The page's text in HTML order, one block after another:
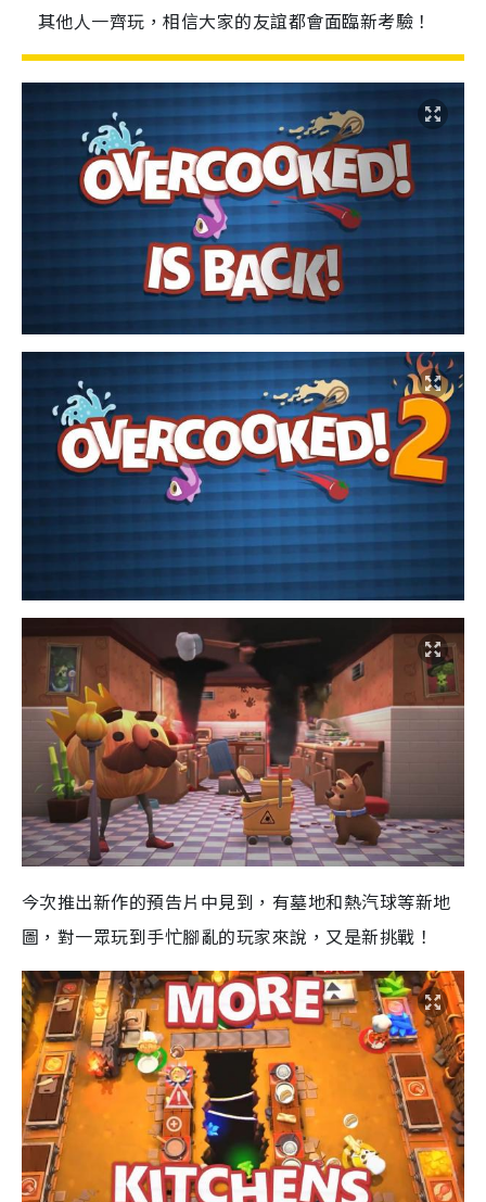
其他人一齊玩，相信大家的友誼都會面臨新考驗！
今次推出新作的預告片中見到，有墓地和熱汽球等新地
圖，對一眾玩到手忙腳亂的玩家來說，又是新挑戰！